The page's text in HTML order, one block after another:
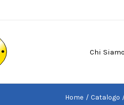
Chi
Home Catalogo